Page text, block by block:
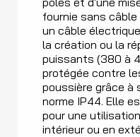
fournie sans
un câble
la création ou la
puissants (380 à
protégée contre
poussière grâce à
norme IP44. Elle
pour une
intérieur ou en